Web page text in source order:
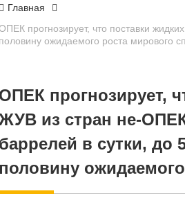
Главная
прогнозирует, что поставки
половину ожидаемого роста мирового
ОПЕК прогнозирует,
из стран
баррелей в сутки,
половину